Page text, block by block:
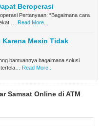
Beroperasi
Pertanyaan: “Bagaimana cara
…
Read More...
Karena Mesin Tidak
bantuannya bagaimana solusi
Read More...
Samsat Online di ATM